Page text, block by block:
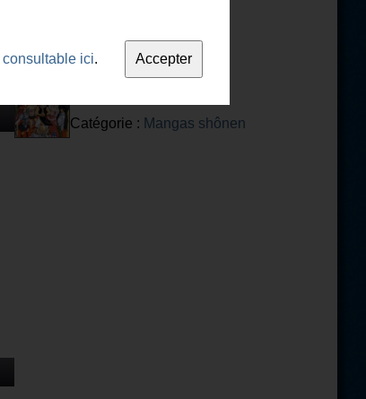
Fairy Tail
Catégorie : Mangas shônen
consultable ici.